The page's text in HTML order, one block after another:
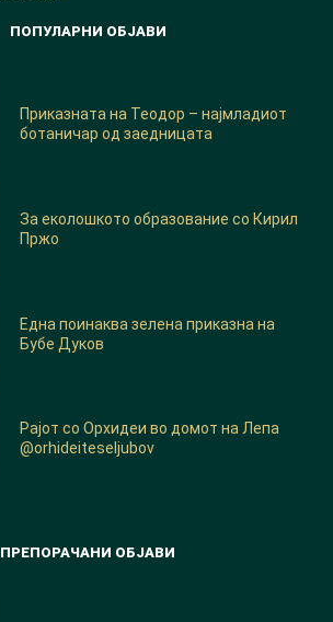
ПОПУЛАРНИ ОБЈАВИ
Приказната на Теодор – најмладиот
ботаничар од заедницата
За еколошкото образование со Кирил
Пржо
Една поинаква зелена приказна на
Бубе Дуков
Рајот со Орхидеи во домот на Лепа
@orhideiteseljubov
ПРЕПОРАЧАНИ ОБЈАВИ